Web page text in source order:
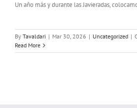
Un año más y durante las Javieradas,
By Tavaldari | Mar 30, 2026 | Uncategorized |
Read More